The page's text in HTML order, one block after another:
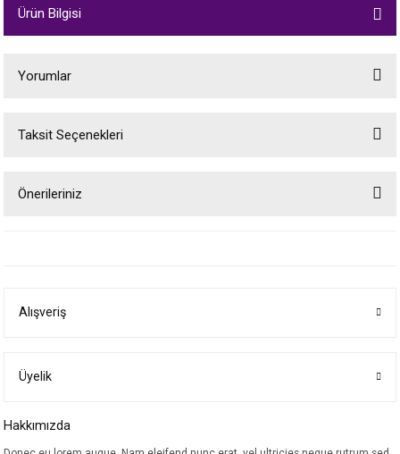
Ürün Bilgisi
Yorumlar
Taksit Seçenekleri
Önerileriniz
Ürün bilgilerinde hatalar bulunuyor.
Bu ürüne benzer farklı alternatifler olmalı.
Alışveriş
Üyelik
Hakkımızda